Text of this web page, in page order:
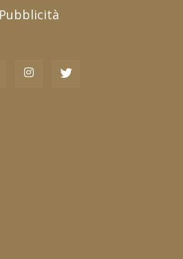
Pubblicità